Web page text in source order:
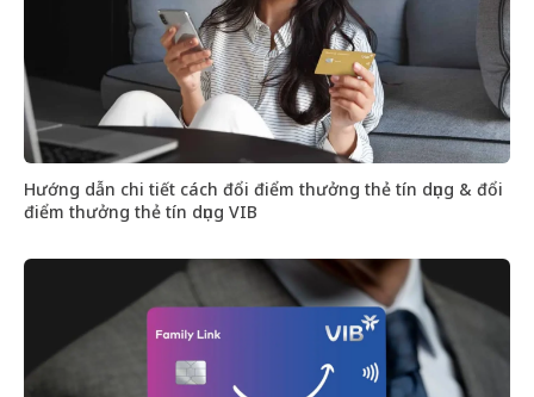
Hướng dẫn chi tiết cách đổi điểm thưởng thẻ tín dụng & đổi
điểm thưởng thẻ tín dụng VIB